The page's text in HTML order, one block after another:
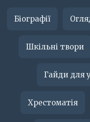
Біографії
Шкільні твори
Гайди для
Хрестоматія